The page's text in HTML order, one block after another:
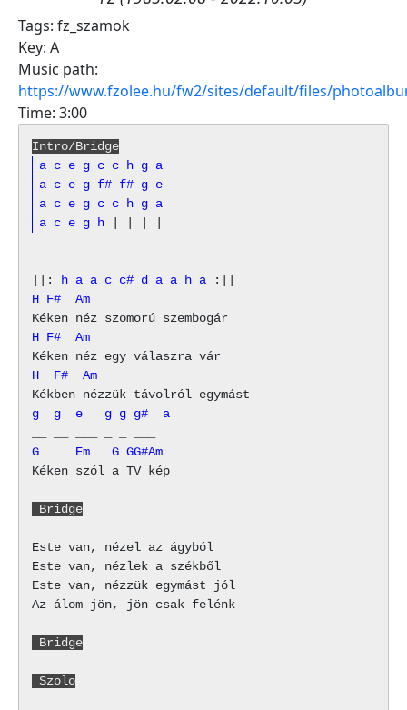
Tags: fz_szamok
Key: A
Music path:
https://www.fzolee.hu/fw2/sites/default/files/
Time: 3:00
Intro/Bridge
a c e g c c h g a
a c e g f# f# g e
a c e g c c h g a
a c e g h
||: h a a c c# d a a h a
H F#  Am
H F#  Am
H  F#  Am
g  g  e   g g g#  a
G     Em   G GG#Am
Kéken szól a TV kép
Bridge
Este van, nézel az ágyból
Este van, nézlek a székből
Este van, nézzük egymást jól
Az álom jön, jön csak felénk
Bridge
Szolo